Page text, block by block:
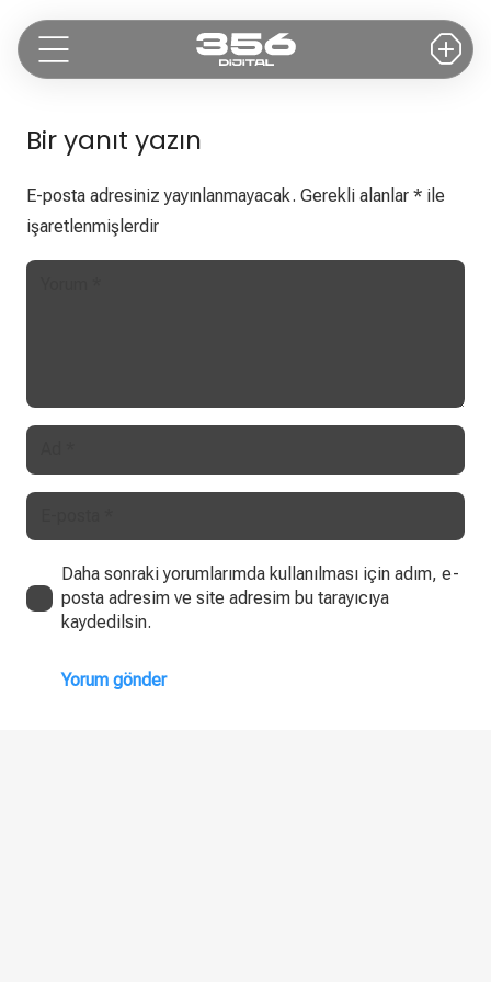
Bir yanıt yazın
E-posta adresiniz yayınlanmayacak. Gerekli alanlar * ile
işaretlenmişlerdir
Daha sonraki yorumlarımda kullanılması için adım, e-
posta adresim ve site adresim bu tarayıcıya
kaydedilsin.
Yorum gönder